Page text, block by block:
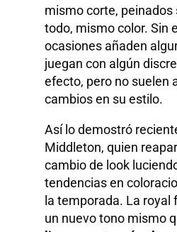
mismo corte, peinados
todo, mismo color. Sin
ocasiones añaden
juegan con algún
efecto, pero no suelen
cambios en su estilo.
Así lo demostró
Middleton, quien
cambio de look
tendencias en
la temporada. La royal
un nuevo tono mismo